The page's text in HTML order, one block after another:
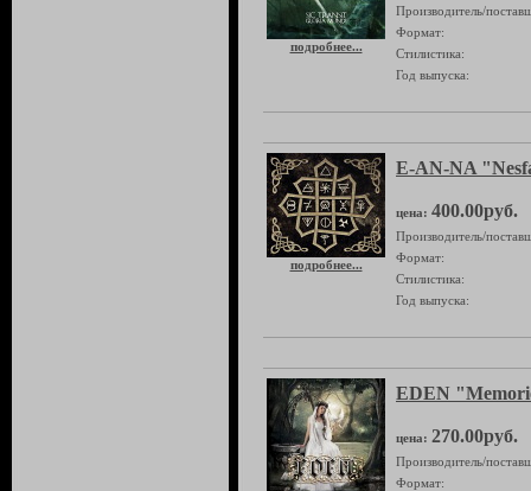
подробнее...
Производитель/
Формат:
Стилистика:
Год выпуска:
подробнее...
E-AN-NA
цена: 400.00руб.
Производитель/
Формат:
Стилистика:
Год выпуска:
EDEN
цена: 270.00руб.
Производитель/
Формат: